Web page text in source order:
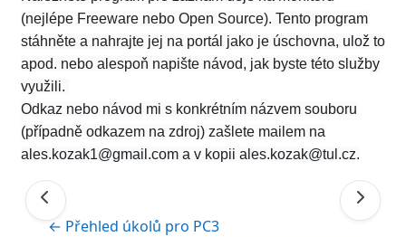
(nejlépe Freeware nebo Open Source). Tento program
stáhněte a nahrajte jej na portál jako je úschovna, ulož to
apod. nebo alespoň napište návod, jak byste této služby
využili.
Odkaz nebo návod mi s konkrétním názvem souboru
(případně odkazem na zdroj) zašlete mailem na
ales.kozak1@gmail.com a v kopii ales.kozak@tul.cz.
← Přehled úkolů pro PC3